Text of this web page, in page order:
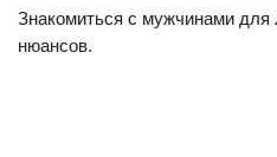
Знакомиться с мужчинами для
нюансов.